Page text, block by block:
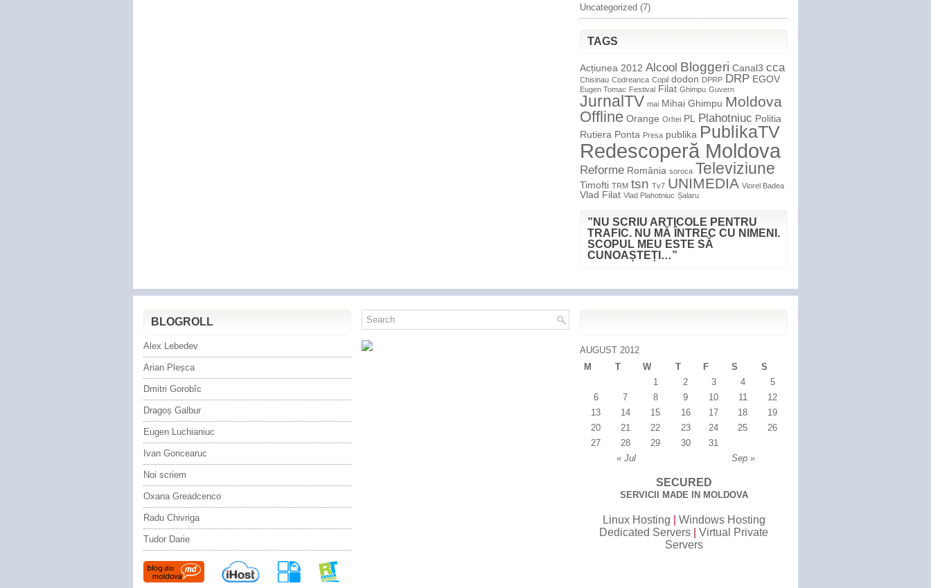
Uncategorized (7)
TAGS
Acțiunea 2012 Alcool Bloggeri Canal3 cca
Chisinau Codreanca Copil dodon DPRP DRP EGOV
Eugen Tomac Festival Filat Ghimpu Guvern
JurnalTV mai Mihai Ghimpu Moldova
Offline Orange Orhei PL Plahotniuc Politia
Rutiera Ponta Presa publika PublikaTV
Redescoperă Moldova
Reforme România soroca Televiziune
Timofti TRM tsn Tv7 UNIMEDIA Viorel Badea
Vlad Filat Vlad Plahotniuc Șalaru
”NU SCRIU ARTICOLE PENTRU
TRAFIC. NU MĂ ÎNTREC CU NIMENI.
SCOPUL MEU ESTE SĂ
CUNOAȘTEȚI…”
BLOGROLL
Alex Lebedev
Arian Pleșca
Dmitri Gorobîc
Dragoș Galbur
Eugen Luchianiuc
Ivan Goncearuc
Noi scriem
Oxana Greadcenco
Radu Chivriga
Tudor Darie
AUGUST 2012
M
T W T F S S
« Jul Sep »
1 2 3 4
5
6
7 8 9 10 11
12
13
14 15 16 17 18
19
20
21 22 23 24 25
26
27
28 29 30 31
SECURED
SERVICII MADE IN MOLDOVA
Linux Hosting
Windows Hosting
Dedicated Servers
Virtual Private
Servers